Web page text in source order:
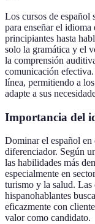
Los cursos de español
para enseñar el idioma
principiantes hasta
solo la gramática y el
la comprensión
comunicación efectiva.
línea, permitiendo a
adapte a sus
Importancia del
Dominar el español en
diferenciador. Según
las habilidades más
especialmente en
turismo y la salud. Las
hispanohablantes
eficazmente con
valor como candidato.